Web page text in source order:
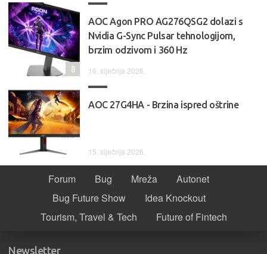
AOC Agon PRO AG276QSG2 dolazi s
Nvidia G-Sync Pulsar tehnologijom,
brzim odzivom i 360 Hz
16. siječnja 2026.
8
AOC 27G4HA - Brzina ispred oštrine
15. siječnja 2026.
Forum Bug Mreža
Autonet
Bug Future Show
Idea Knockout
Tourism, Travel & Tech
Future of Fintech
Newsletter